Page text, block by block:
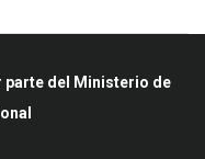
parte del Ministerio de